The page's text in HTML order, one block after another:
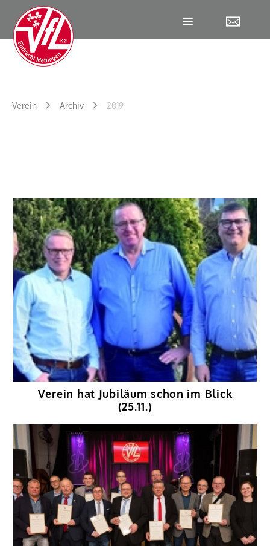
Verein Archiv 2019
Verein hat Jubiläum schon im Blick
(25.11.)